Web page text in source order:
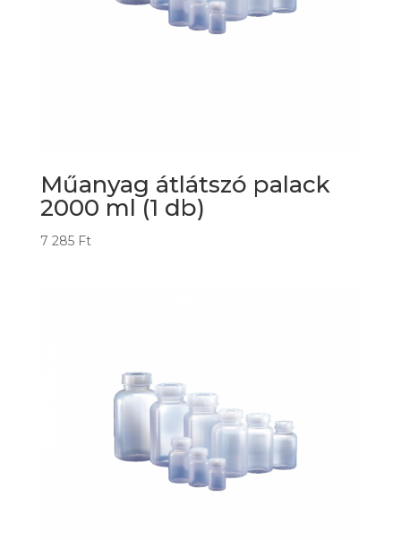
Műanyag átlátszó palack
2000 ml (1 db)
7 285 Ft